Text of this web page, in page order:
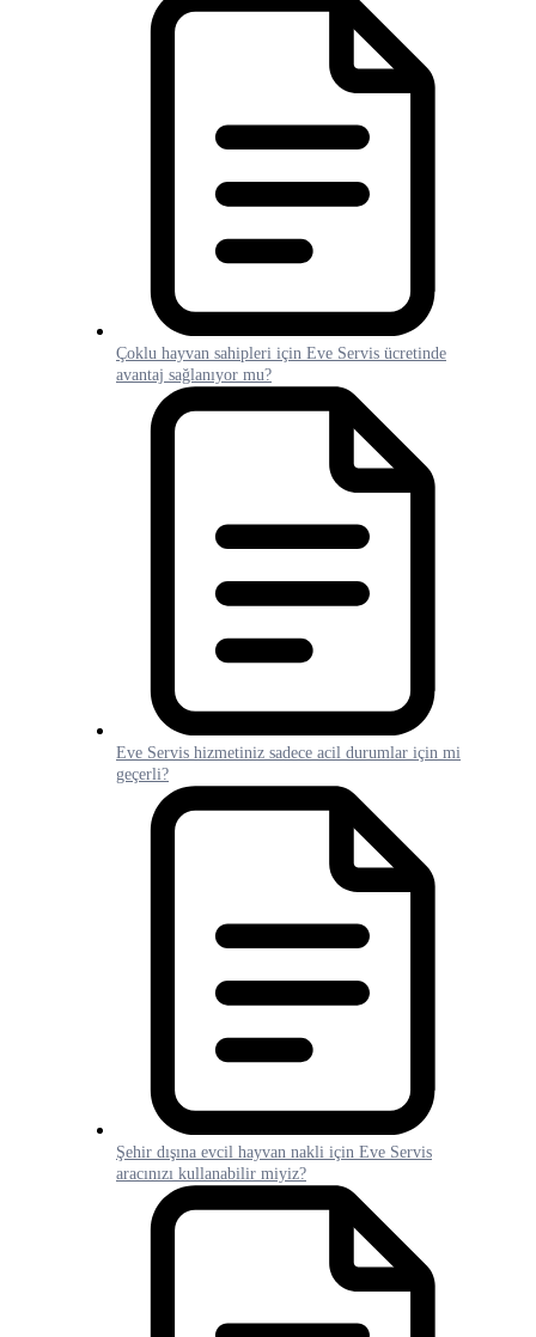
Çoklu hayvan sahipleri için Eve Servis ücretinde
avantaj sağlanıyor mu?
Eve Servis hizmetiniz sadece acil durumlar için mi
geçerli?
Şehir dışına evcil hayvan nakli için Eve Servis
aracınızı kullanabilir miyiz?